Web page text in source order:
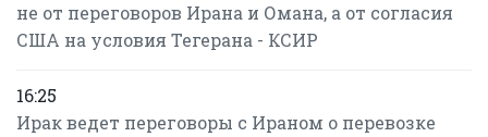
не от переговоров Ирана и Омана, а от согласия
США на условия Тегерана - КСИР
16:25
Ирак ведет переговоры с Ираном о перевозке